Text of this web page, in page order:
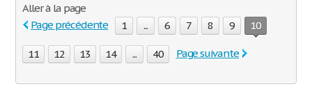
Aller à la page
Page précédente
1 ... 6 7 8 9 10
11 12 13 14 ... 40 Page suivante